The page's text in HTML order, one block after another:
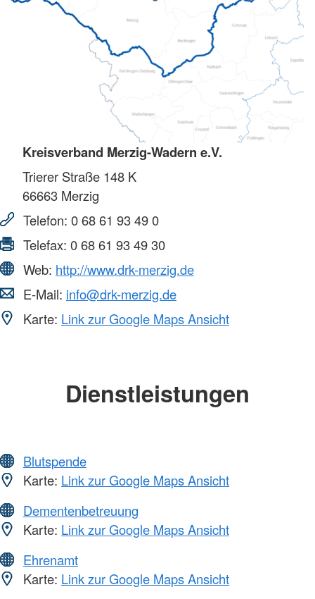
Kreisverband Merzig-Wadern e.V.
Trierer Straße 148 K
66663 Merzig
Telefon: 0 68 61 93 49 0
Telefax: 0 68 61 93 49 30
Web: http://www.drk-merzig.de
E-Mail: info@drk-merzig.de
Karte: Link zur Google Maps Ansicht
Dienstleistungen
Blutspende
Karte: Link zur Google Maps Ansicht
Dementenbetreuung
Karte: Link zur Google Maps Ansicht
Ehrenamt
Karte: Link zur Google Maps Ansicht